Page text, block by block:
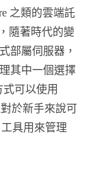
之類的雲端託
隨著時代的變
部屬伺服器，
其中一個選擇
式可以使用
於新手來說可
具用來管理